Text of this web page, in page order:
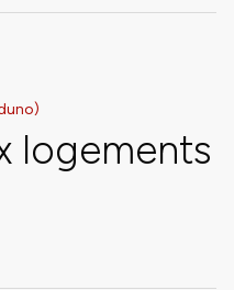
logements